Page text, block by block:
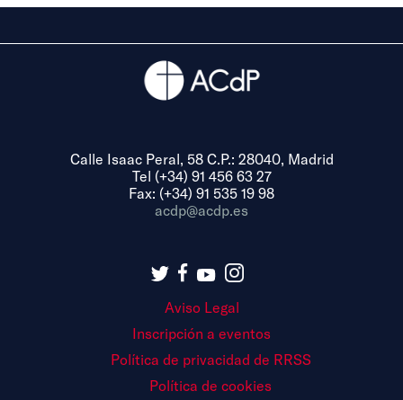
Calle Isaac Peral, 58 C.P.: 28040, Madrid
Tel (+34) 91 456 63 27
Fax: (+34) 91 535 19 98
acdp@acdp.es
Aviso Legal
Inscripción a eventos
Política de privacidad de RRSS
Política de cookies